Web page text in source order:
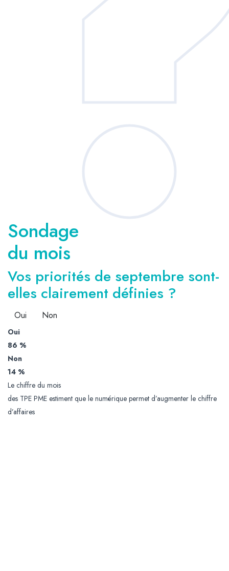
Sondage
du mois
Vos priorités de septembre sont-
elles clairement définies ?
Oui Non
Oui
86 %
Non
14 %
Le chiffre du mois
des TPE PME estiment que le numérique permet d’augmenter le chiffre
d’affaires